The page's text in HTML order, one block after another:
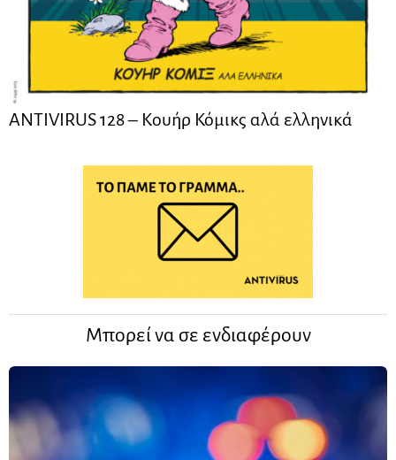
ANTIVIRUS 128 – Kουήρ Κόμικς αλά ελληνικά
Μπορεί να σε ενδιαφέρουν